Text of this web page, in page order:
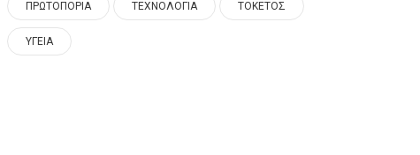
ΠΡΩΤΟΠΟΡΙΑ ΤΕΧΝΟΛΟΓΙΑ ΤΟΚΕΤΟΣ
ΥΓΕΙΑ